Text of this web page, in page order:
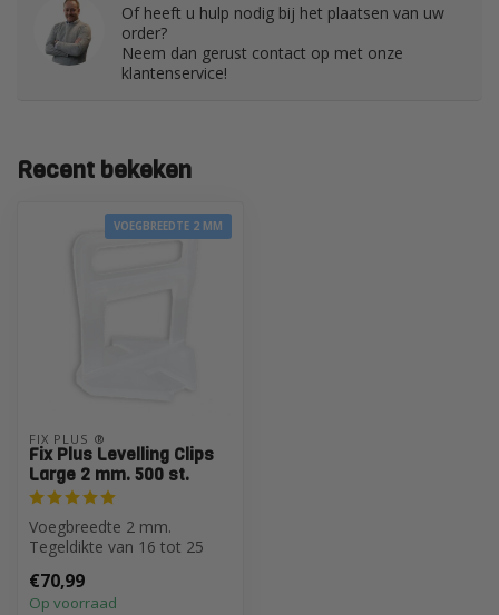
Of heeft u hulp nodig bij het plaatsen van uw
order?
Neem dan gerust contact op met onze
klantenservice!
Recent bekeken
VOEGBREEDTE 2 MM
FIX PLUS ®
Fix Plus Levelling Clips
Large 2 mm. 500 st.
Voegbreedte 2 mm.
Tegeldikte van 16 tot 25
€70,99
Op voorraad